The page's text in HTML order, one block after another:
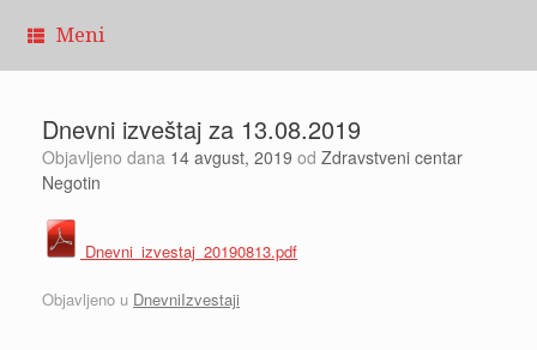
Meni
Dnevni izveštaj za 13.08.2019
Objavljeno dana 14 avgust, 2019 od Zdravstveni centar
Negotin
Dnevni_izvestaj_20190813.pdf
Objavljeno u DnevniIzvestaji